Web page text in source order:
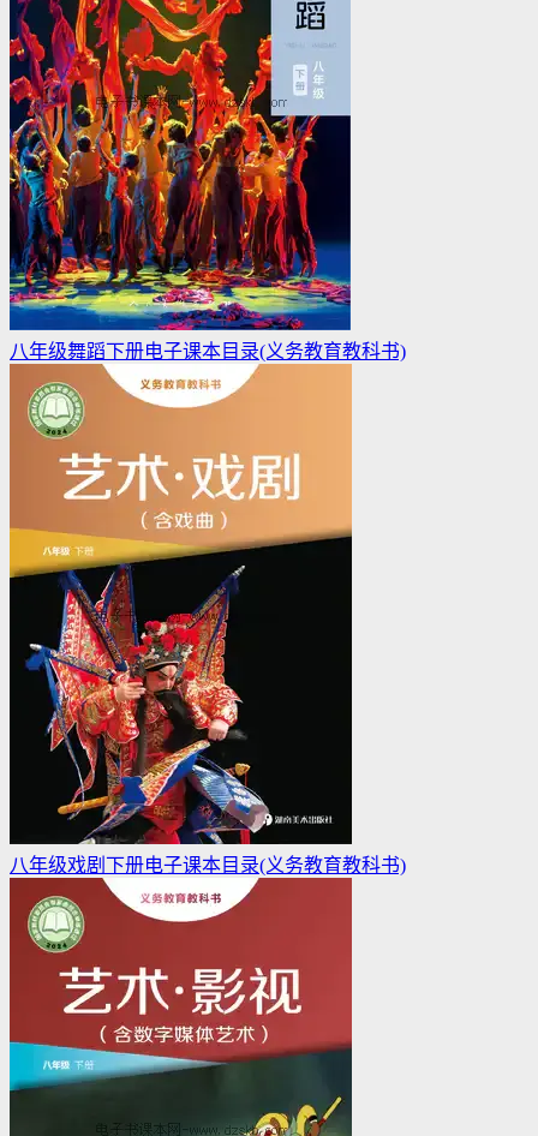
八年级舞蹈下册电子课本目录(义务教育教科书)
八年级戏剧下册电子课本目录(义务教育教科书)